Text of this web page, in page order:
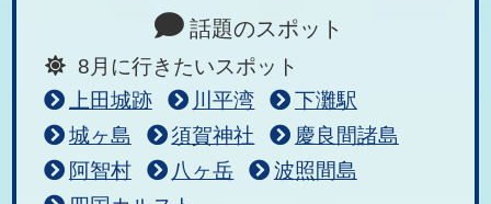
話題のスポット
8月に行きたいスポット
上田城跡
川平湾
下灘駅
城ヶ島
須賀神社
慶良間諸島
阿智村
八ヶ岳
波照間島